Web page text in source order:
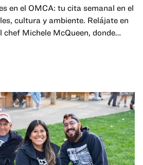
en el OMCA: tu cita semanal en el
cultura y ambiente. Relájate en
chef Michele McQueen, donde
que cobran vida por la noche